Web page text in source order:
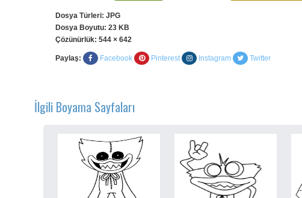
Dosya Türleri: JPG
Dosya Boyutu: 23 KB
Çözünürlük: 544 × 642
Paylaş: Facebook Pinterest Instagram Twitter
İlgili Boyama Sayfaları